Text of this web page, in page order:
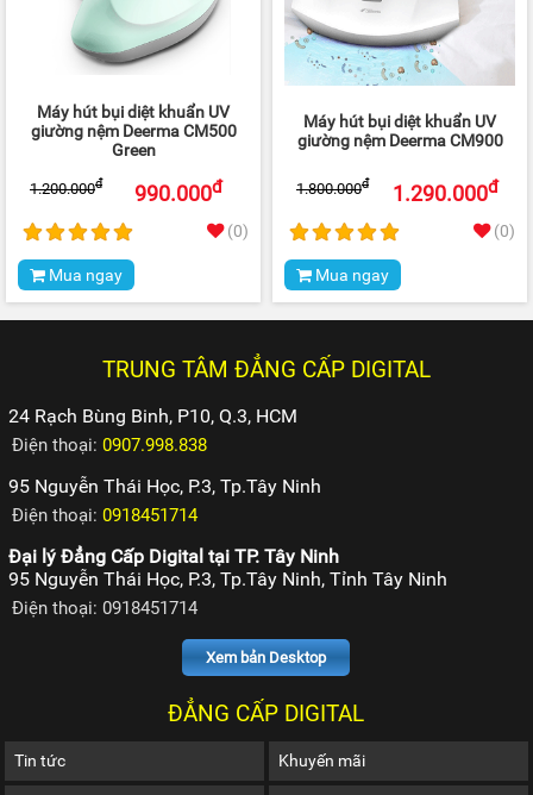
Máy hút bụi diệt khuẩn UV
giường nệm Deerma CM500
Green
990.000đ
1.200.000đ
(0)
Mua ngay
Máy hút bụi diệt khuẩn UV
giường nệm Deerma CM900
1.290.000đ
1.800.000đ
(0)
Mua ngay
TRUNG TÂM ĐẲNG CẤP DIGITAL
24 Rạch Bùng Binh, P10, Q.3, HCM
Điện thoại:0907.998.838
95 Nguyễn Thái Học, P.3, Tp.Tây Ninh
Điện thoại:0918451714
Đại lý Đẳng Cấp Digital tại TP. Tây Ninh
95 Nguyễn Thái Học, P.3, Tp.Tây Ninh, Tỉnh Tây Ninh
Điện thoại: 0918451714
Xem bản Desktop
ĐẲNG CẤP DIGITAL
Tin tức Khuyến mãi